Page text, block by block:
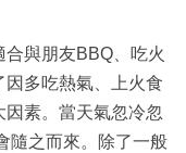
與朋友BBQ、吃火
因多吃熱氣、上火食
素。當天氣忽冷忽
隨之而來。除了一般